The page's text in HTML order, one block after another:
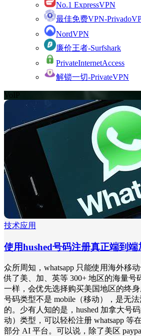
No.1 ExpressVPN
最佳免费VPN-
NordVPN
廉价王者-Surfshark
PrivateInternetAccess
解锁一切-PrivateVPN
VoIP
技术应用
使用hushed号码注册真正端到
众所周知，whatsapp 只能使用海外移
供了美、加、英等 300+ 地区的海量号
一样，会优先选择购买美国地区的终
号码类型不是 mobile（移动），是无法
的。少有人知的是，hushed 加拿大号
动）类型，可以轻松注册 whatsapp 等
部分 AI 平台。可以说，除了美区